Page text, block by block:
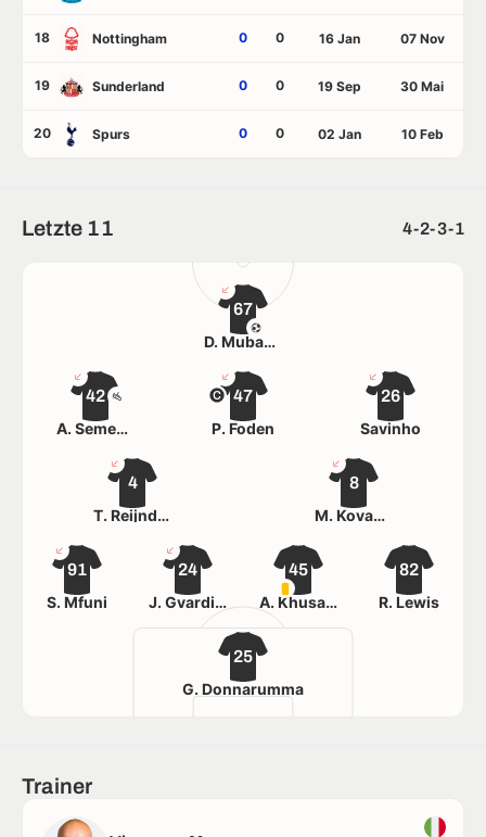
18 Nottingham 0 0 16 Jan 07 Nov
19 Sunderland 0 0 19 Sep 30 Mai
20 Spurs 0 0 02 Jan 10 Feb
Letzte 11 4-2-3-1
25
G. Donnarumma
91
S. Mfuni
24
J. Gvardiol
45
A. Khusanov
82
R. Lewis
4
T. Reijnders
8
M. Kovačić
42
A. Semenyo
47
P. Foden
26
Savinho
67
D. Mubama
Trainer